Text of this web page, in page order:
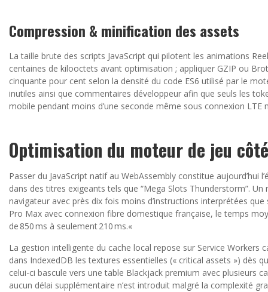
Compression & minification des assets
La taille brute des scripts JavaScript qui pilotent les animations
centaines de kilooctets avant optimisation ; appliquer GZIP ou
cinquante pour cent selon la densité du code ES6 utilisé par le
inutiles ainsi que commentaires développeur afin que seuls les
mobile pendant moins d’une seconde même sous connexion LTE
Optimisation du moteur de jeu
Passer du JavaScript natif au WebAssembly constitue
dans des titres exigeants tels que “Mega Slots Thunderstorm”.
navigateur avec près dix fois moins d’instructions interprétées
Pro Max avec connexion fibre domestique française, le temps
de 850 ms à seulement 210 ms.«
La gestion intelligente du cache local repose sur Service Workers
dans IndexedDB les textures essentielles (« critical assets ») dès
celui-ci bascule vers une table Blackjack premium avec plusieurs
aucun délai supplémentaire n’est introduit malgré la complexité